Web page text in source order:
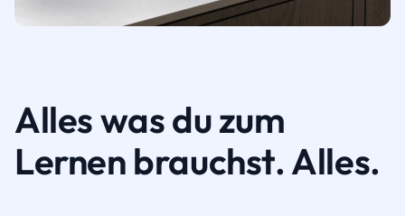
Alles was du zum
Lernen brauchst. Alles.